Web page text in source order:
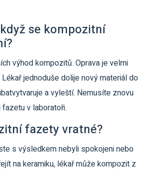
se kompozitní
výhod kompozitů. Oprava je velmi
jednoduše dolije nový materiál do
a vyleští. Nemusíte znovu
v laboratoři.
fazety vratné?
s výsledkem nebyli spokojeni nebo
na keramiku, lékař může kompozit z